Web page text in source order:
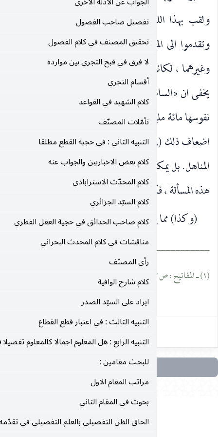
تفصيل صاحب الفصول
تحقيق المصنف في كلام الفصول
لا فرق في قبح التجري بين موارده
كلام الشهيد في القواعد
تأمّلات المصنّف
التنبيه الثاني : في حجية القطع مطلقا
كلام بعض الاخباريين والجواب عنه
كلام المحدّث الاسترابادي
كلام صاحب الحدائق في حجية العقل الفطري
مناقشات في كلام المحدث البحراني
كلام شارح الوافية
ايراد على السيّد الصدر
التنبيه الثالث : في اعتبار قطع القطاع
التنبيه الرابع : هل المعلوم اجمالا كالمعلوم تفصيلا في الاعتبار؟
للبحث مقامين :
مراتب المقام الاول
بحوث في المقام الثاني
الحاق الظن التفصيلي بالعلم التفصيلي في تقدّمه على العلم الاجمالي
، لانه جاهد الروس حيث ارادوا احتلال ايران ،
الحالي منه ، بما لو لم يجاهد السيد والشيخ النراقي
ايران اليوم جزءا من روسيا في قصة مشهورة ، لكن لا
ذكر في كتابه : ان ايران قبل مائتي سنة ، كان عدد
نسمة ، ولو بقيت كذلك واطردت ، لكان نفوسها الآن
(١) الذي الّفه في الاصول كما ألّف في الفقه كتاب
يقال في عدم الاجماع : ان كثيرا من العلماء ، لم يذكروا
يمكن تحقق الاجماع؟.
وجود الاجماع في حرمة التجري : انه (لا خلاف بينهم
٦٤